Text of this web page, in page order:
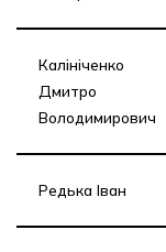
Калініченко
Дмитро
Володимирович
Редька Іван